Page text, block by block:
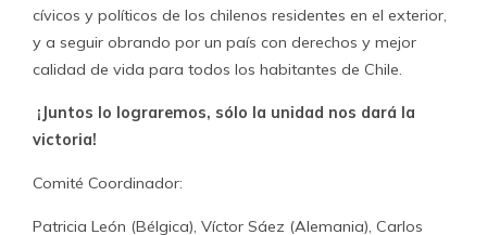
cívicos y políticos de los chilenos residentes en el exterior,
y a seguir obrando por un país con derechos y mejor
calidad de vida para todos los habitantes de Chile.
¡Juntos lo lograremos, sólo la unidad nos dará la
victoria!
Comité Coordinador:
Patricia León (Bélgica), Víctor Sáez (Alemania), Carlos